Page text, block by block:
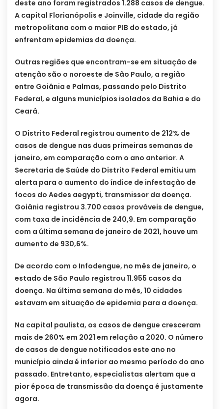
deste ano foram registrados 1.288 casos de dengue.
A capital Florianópolis e Joinville, cidade da região
metropolitana com o maior PIB do estado, já
enfrentam epidemias da doença.
Outras regiões que encontram-se em situação de
atenção são o noroeste de São Paulo, a região
entre Goiânia e Palmas, passando pelo Distrito
Federal, e alguns municípios isolados da Bahia e do
Ceará.
O Distrito Federal registrou aumento de 212% de
casos de dengue nas duas primeiras semanas de
janeiro, em comparação com o ano anterior. A
Secretaria de Saúde do Distrito Federal emitiu um
alerta para o aumento do índice de infestação de
focos do Aedes aegypti, transmissor da doença.
Goiânia registrou 3.700 casos prováveis de dengue,
com taxa de incidência de 240,9. Em comparação
com a última semana de janeiro de 2021, houve um
aumento de 930,6%.
De acordo com o Infodengue, no mês de janeiro, o
estado de São Paulo registrou 11.955 casos da
doença. Na última semana do mês, 10 cidades
estavam em situação de epidemia para a doença.
Na capital paulista, os casos de dengue cresceram
mais de 260% em 2021 em relação a 2020. O número
de casos de dengue notificados este ano no
município ainda é inferior ao mesmo período do ano
passado. Entretanto, especialistas alertam que a
pior época de transmissão da doença é justamente
agora.